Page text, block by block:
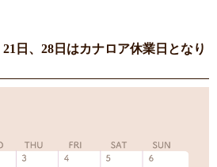
日、28日はカナロア休業日となり